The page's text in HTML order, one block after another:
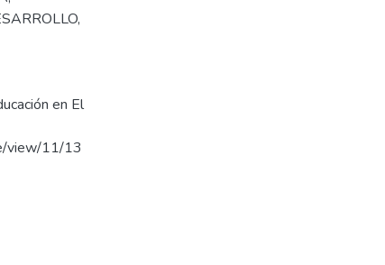
,
en El
view/11/13